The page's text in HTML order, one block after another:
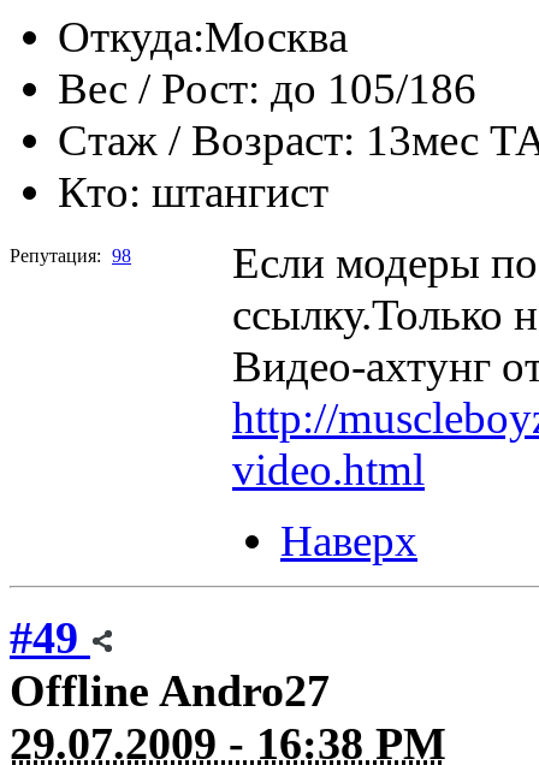
Откуда:Москва
Вес / Рост: до 105/186
Стаж / Возраст: 13мес
Кто: штангист
Репутация: 98
Если модеры
ссылку.Только
Видео-ахтунг
http://
video.html
Наверх
#49
Offline Andro27
29.07.2009 - 16:38 PM